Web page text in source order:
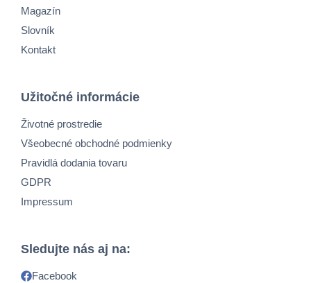
Magazín
Slovník
Kontakt
Užitočné informácie
Životné prostredie
Všeobecné obchodné podmienky
Pravidlá dodania tovaru
GDPR
Impressum
Sledujte nás aj na:
Facebook